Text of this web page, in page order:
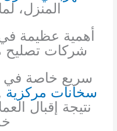
المنزل،
أهمية عظيمة في
شركات تصليح
سريع خاصة في
سخانات مركزية
نتيجة إقبال